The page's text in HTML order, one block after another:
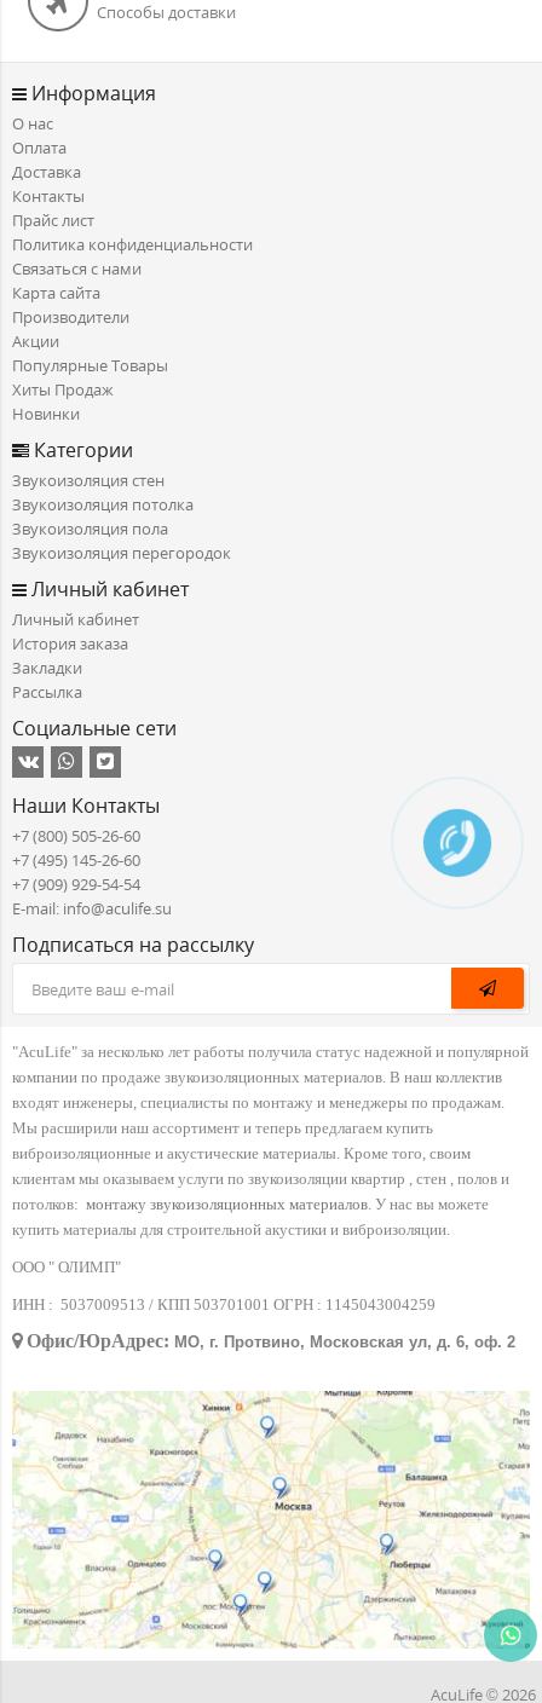
Способы доставки
Информация
О нас
Оплата
Доставка
Контакты
Прайс лист
Политика конфиденциальности
Связаться с нами
Карта сайта
Производители
Акции
Популярные Товары
Хиты Продаж
Новинки
Категории
Звукоизоляция стен
Звукоизоляция потолка
Звукоизоляция пола
Звукоизоляция перегородок
Личный кабинет
Личный кабинет
История заказа
Закладки
Рассылка
Социальные сети
Наши Контакты
+7 (800) 505-26-60
+7 (495) 145-26-60
+7 (909) 929-54-54
E-mail: info@aculife.su
Подписаться на рассылку
"AcuLife" за несколько лет работы получила статус надежной и популярной
компании по продаже звукоизоляционных материалов. В наш коллектив
входят инженеры, специалисты по монтажу и менеджеры по продажам.
Мы расширили наш ассортимент и теперь предлагаем купить
виброизоляционные и акустические материалы. Кроме того, своим
клиентам мы оказываем услуги по звукоизоляции квартир , стен , полов и
потолков: монтажу звукоизоляционных материалов. У нас вы можете
купить материалы для строительной акустики и виброизоляции.
ООО " ОЛИМП"
ИНН : 5037009513 / КПП 503701001 ОГРН : 1145043004259
Офис/ЮрАдрес: МО, г. Протвино, Московская ул, д. 6, оф. 2
AcuLife © 2026